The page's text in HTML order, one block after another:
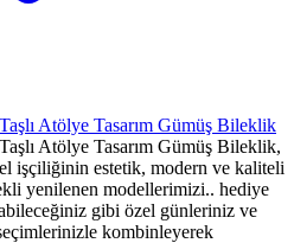
Atölye Tasarım Gümüş Bileklik
Atölye Tasarım Gümüş Bileklik,
işçiliğinin estetik, modern ve kaliteli
yenilenen modellerimizi.. hediye
gibi özel günleriniz ve
kombinleyerek